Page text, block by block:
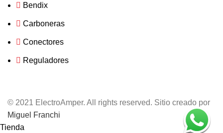
Bendix
Carboneras
Conectores
Reguladores
© 2021 ElectroAmper. All rights reserved. Sitio creado por
Miguel Franchi
Tienda